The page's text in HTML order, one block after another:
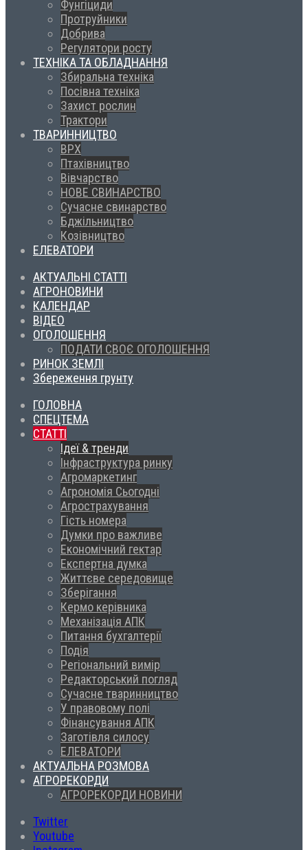
Фунгіциди
Протруйники
Добрива
Регулятори росту
ТЕХНІКА ТА ОБЛАДНАННЯ
Збиральна техніка
Посівна техніка
Захист рослин
Трактори
ТВАРИННИЦТВО
ВРХ
Птахівництво
Вівчарство
НОВЕ СВИНАРСТВО
Сучасне свинарство
Бджільництво
Козівництво
ЕЛЕВАТОРИ
АКТУАЛЬНІ СТАТТІ
АГРОНОВИНИ
КАЛЕНДАР
ВІДЕО
ОГОЛОШЕННЯ
ПОДАТИ СВОЄ ОГОЛОШЕННЯ
РИНОК ЗЕМЛІ
Збереження грунту
ГОЛОВНА
СПЕЦТЕМА
СТАТТІ
Ідеї & тренди
Інфраструктура ринку
Агромаркетинг
Агрономія Сьогодні
Агрострахування
Гість номера
Думки про важливе
Економічний гектар
Експертна думка
Життєве середовище
Зберігання
Кермо керівника
Механізація АПК
Питання бухгалтерії
Подія
Регіональний вимір
Редакторський погляд
Сучасне тваринництво
У правовому полі
Фінансування АПК
Заготівля силосу
ЕЛЕВАТОРИ
АКТУАЛЬНА РОЗМОВА
АГРОРЕКОРДИ
АГРОРЕКОРДИ НОВИНИ
Twitter
Youtube